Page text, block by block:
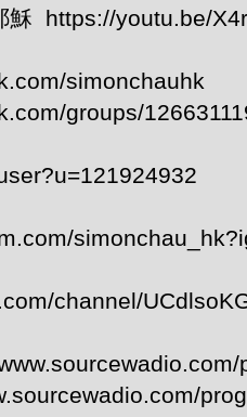
穌 https://youtu.be/
simonchauhk
groups/
channel/